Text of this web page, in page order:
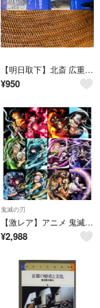
【明日取下】北斎 広重 京都文化博物館 招待券
¥950
鬼滅の刃
【激レア】アニメ 鬼滅の刃 (京都) 全集中展 京都文化博物館パンフレット
¥2,988